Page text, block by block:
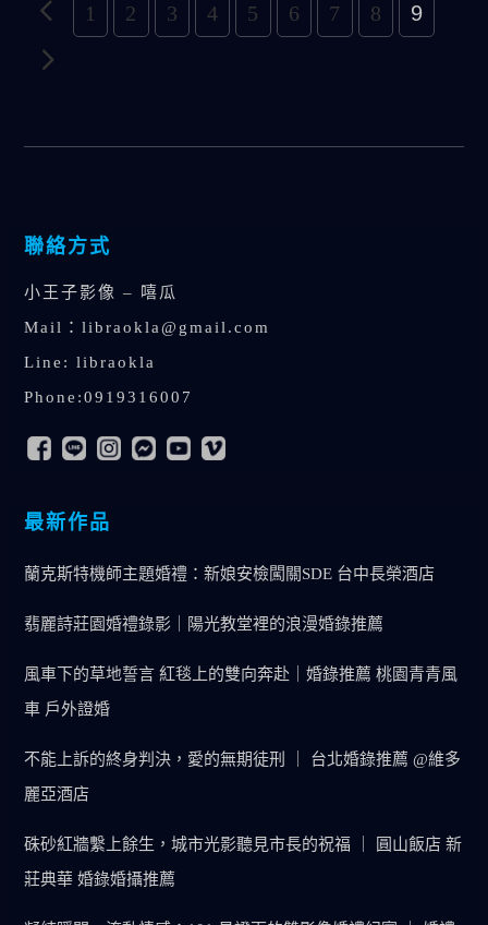
1 2 3 4 5 6 7 8 9
聯絡方式
小王子影像 – 嘻瓜
Mail：libraokla@gmail.com
Line: libraokla
Phone:0919316007
最新作品
蘭克斯特機師主題婚禮：新娘安檢闖關SDE 台中長榮酒店
翡麗詩莊園婚禮錄影｜陽光教堂裡的浪漫婚錄推薦
風車下的草地誓言 紅毯上的雙向奔赴｜婚錄推薦 桃園青青風
車 戶外證婚
不能上訴的終身判決，愛的無期徒刑 ｜ 台北婚錄推薦 @維多
麗亞酒店
硃砂紅牆繫上餘生，城市光影聽見市長的祝福 ｜ 圓山飯店 新
莊典華 婚錄婚攝推薦